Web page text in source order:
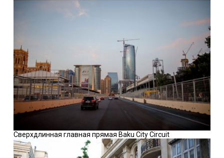
Сверхдлинная главная прямая Baku City Circuit